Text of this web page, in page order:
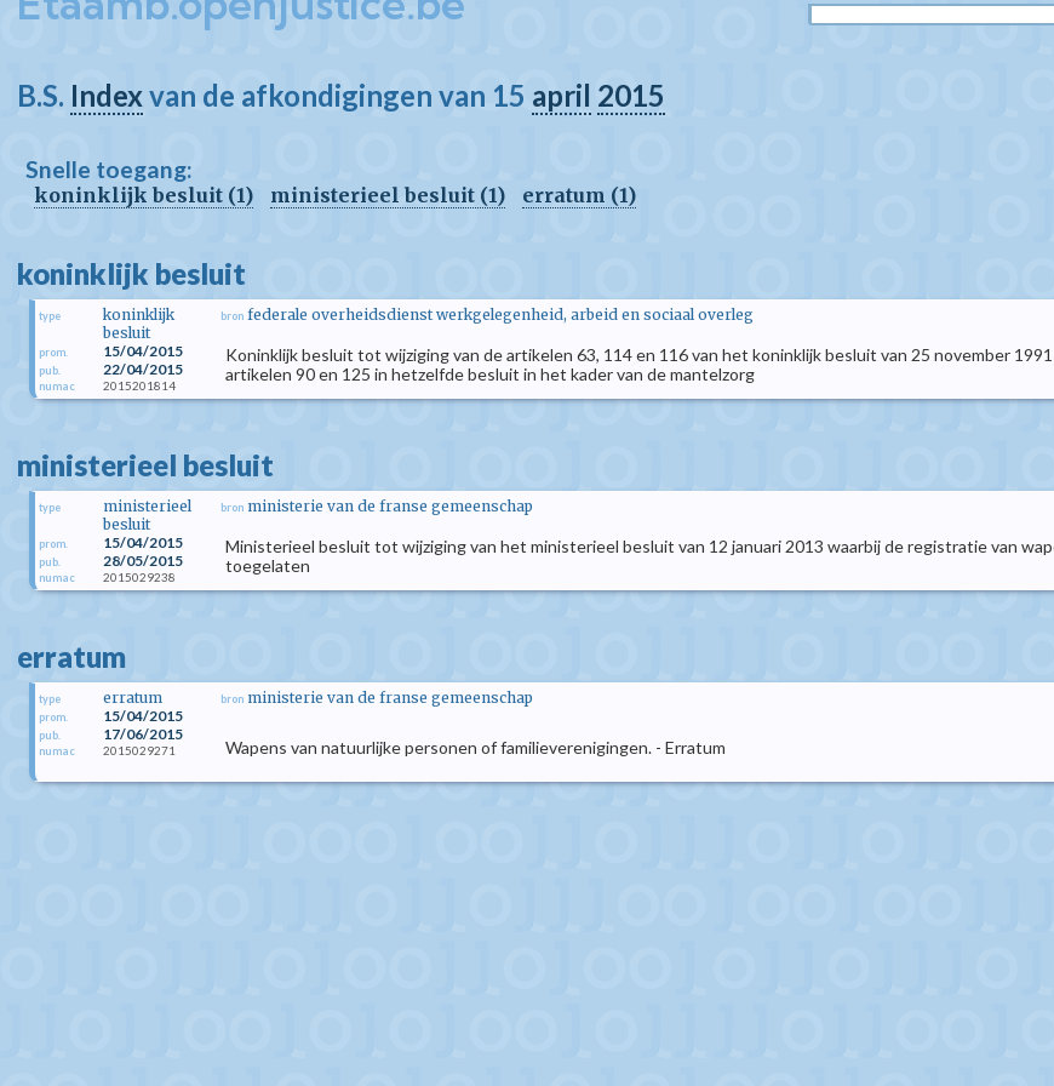
B.S. Indexvan de afkondigingen van 15 april 2015
Snelle toegang:
koninklijk besluit (1) ministerieel besluit (1) erratum (1)
koninklijk besluit
type
koninklijk
besluit
prom. 15/04/2015
pub. 22/04/2015
numac 2015201814
bron federale overheidsdienst werkgelegenheid, arbeid en sociaal overleg
Koninklijk besluit tot wijziging van de artikelen 63, 114 en 116 van het koninklijk besluit van 25 november
artikelen 90 en 125 in hetzelfde besluit in het kader van de mantelzorg
ministerieel besluit
type
ministerieel
besluit
prom. 15/04/2015
pub. 28/05/2015
numac 2015029238
bron ministerie van de franse gemeenschap
Ministerieel besluit tot wijziging van het ministerieel besluit van 12 januari 2013 waarbij de registratie van
toegelaten
erratum
type erratum
prom. 15/04/2015
pub. 17/06/2015
numac 2015029271
bron ministerie van de franse gemeenschap
Wapens van natuurlijke personen of familieverenigingen. - Erratum